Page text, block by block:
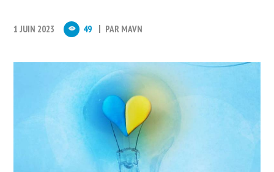
1 JUIN 2023 49 PAR MAVN